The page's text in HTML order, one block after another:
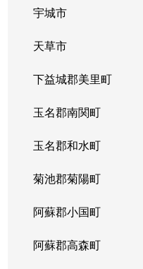
宇城市
天草市
下益城郡美里町
玉名郡南関町
玉名郡和水町
菊池郡菊陽町
阿蘇郡小国町
阿蘇郡高森町